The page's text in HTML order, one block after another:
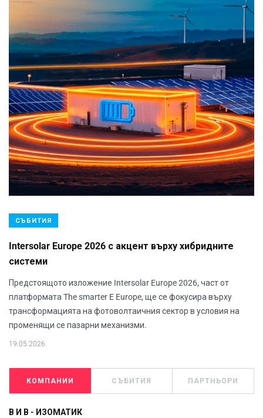
СЪБИТИЯ
Intersolar Europe 2026 с акцент върху хибридните
системи
Предстоящото изложение Intersolar Europe 2026, част от
платформата The smarter E Europe, ще се фокусира върху
трансформацията на фотоволтаичния сектор в условия на
променящи се пазарни механизми.
19.05.2026
КОМПАНИИ СЪБИТИЯ ПАРТНЬОРИ
В И В - ИЗОМАТИК